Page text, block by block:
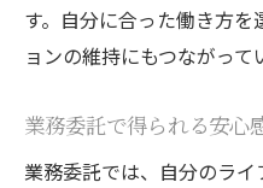
す。自分に合った働き方
ョンの維持にもつながって
業務委託で得られる安心
業務委託では、自分のラ